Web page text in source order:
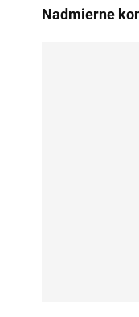
Nadmierne